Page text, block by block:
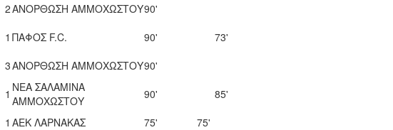
2ΑΝΟΡΘΩΣΗ ΑΜΜΟΧΩΣΤΟΥ90'
1 ΠΑΦΟΣ F.C. 90'
73'
3ΑΝΟΡΘΩΣΗ ΑΜΜΟΧΩΣΤΟΥ90'
1 ΝΕΑ ΣΑΛΑΜΙΝΑ
ΑΜΜΟΧΩΣΤΟΥ
90'
85'
1 ΑΕΚ ΛΑΡΝΑΚΑΣ 75'
75'